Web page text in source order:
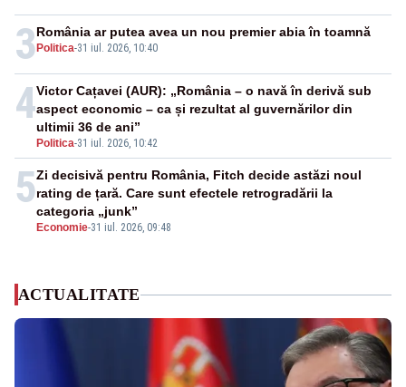
3 Politica-31 iul. 2026, 10:40
România ar putea avea un nou premier abia în toamnă
4
Politica-31 iul. 2026, 10:42
Victor Cațavei (AUR): „România – o navă în derivă sub
aspect economic – ca și rezultat al guvernărilor din
ultimii 36 de ani”
5
Economie-31 iul. 2026, 09:48
Zi decisivă pentru România, Fitch decide astăzi noul
rating de țară. Care sunt efectele retrogradării la
categoria „junk”
ACTUALITATE